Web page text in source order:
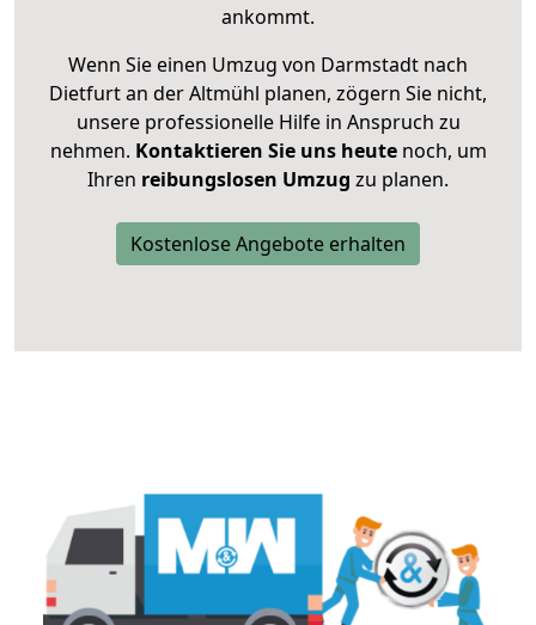
ankommt.
Wenn Sie einen Umzug von Darmstadt nach
Dietfurt an der Altmühl planen, zögern Sie nicht,
unsere professionelle Hilfe in Anspruch zu
nehmen. Kontaktieren Sie uns heutenoch, um
Ihren reibungslosen Umzug zu planen.
Kostenlose Angebote erhalten